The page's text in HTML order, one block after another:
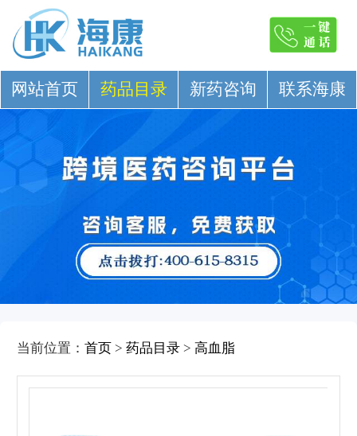
网站首页 药品目录 新药咨询 联系海康
当前位置： 首页 > 药品目录 > 高血脂